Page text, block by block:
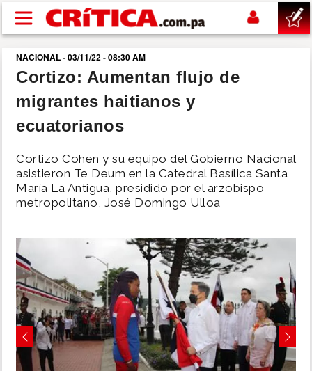
Pasar al contenido principal
buscar
SUCESOS
POLÍTICA
DEPORTES
MUNDO
INSÓLITAS
NACIONAL - 03/11/22 - 08:30 AM
Cortizo: Aumentan flujo de
migrantes haitianos y
ecuatorianos
Cortizo Cohen y su equipo del Gobierno Nacional
asistieron Te Deum en la Catedral Basílica Santa
María La Antigua, presidido por el arzobispo
metropolitano, José Domingo Ulloa
Previous Next